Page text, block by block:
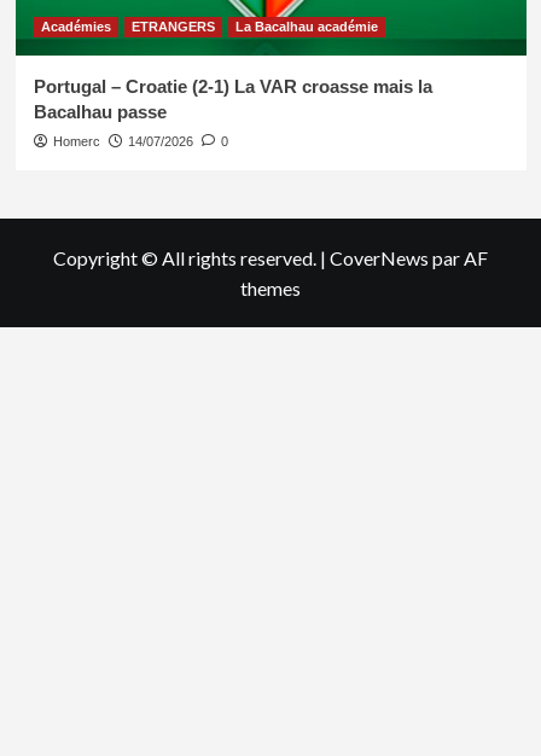
Académies ETRANGERS La Bacalhau académie
Portugal – Croatie (2-1) La VAR croasse mais la
Bacalhau passe
Homerc 14/07/2026 0
Copyright © All rights reserved. | CoverNews par AF
themes